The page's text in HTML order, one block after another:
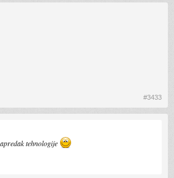
#3433
tehnologije